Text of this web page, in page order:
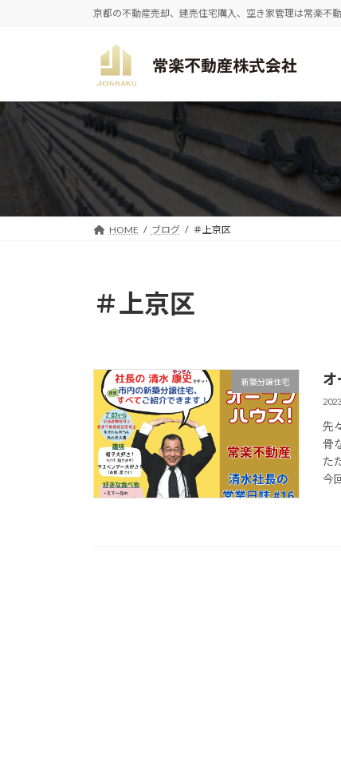
へ
ョ
京都の不動産売却、建売住宅購入、空き家管理は常楽不動
HOME ブログ ＃上京区
＃上京区
新築分譲住宅 オ
先
骨
た
今